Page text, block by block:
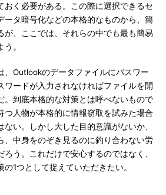
おく必要がある。この際に選択できるセ
ータ暗号化などの本格的なものから、簡
が、ここでは、それらの中でも最も簡易
。
Outlookのデータファイルにパスワー
ワードが入力されなければファイルを開
。到底本格的な対策とは呼べないもので
つ人物が本格的に情報窃取を試みた場合
い。しかし大した目的意識がないか、
、中身をのぞき見るのに釣り合わない労
う。これだけで安心するのではなく、
1つとして捉えていただきたい。